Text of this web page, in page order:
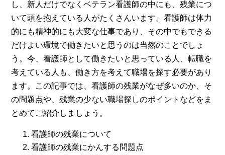
し、新人だけでなくベテラン看護師の中にも、残業につ
いて頭を抱えている人がたくさんいます。看護師は体力
的にも精神的にも大変な仕事であり、その中でもできる
だけよい環境で働きたいと思うのは当然のことでしょ
う。今、看護師として働きたいと思っている人、転職を
考えている人も、働き方を考えて職場を探す必要があり
ます。この記事では、看護師の残業がなぜ多いのか、そ
の問題点や、残業の少ない職場探しのポイントなどをま
とめてご紹介しましょう。
看護師の残業について
看護師の残業にかんする問題点